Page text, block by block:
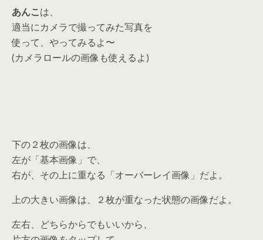
あんこは、
適当にカメラで撮ってみた写真を
使って、やってみるよ〜
(カメラロールの画像も使えるよ)
下の２枚の画像は、
左が「基本画像」で、
右が、その上に重なる「オーバーレイ画像」だよ。
上の大きい画像は、２枚が重なった状態の画像だよ。
左右、どちらからでもいいから、